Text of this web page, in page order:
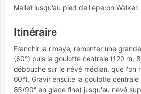
Mallet jusqu'au pied de l'éperon Walker.
Itinéraire
Franchir la rimaye, remonter une
(60°) puis la goulotte centrale (120 m,
débouche sur le névé médian, que l'on
60°). Gravir ensuite la goulotte
85/90° en glace fine) jusqu'au névé